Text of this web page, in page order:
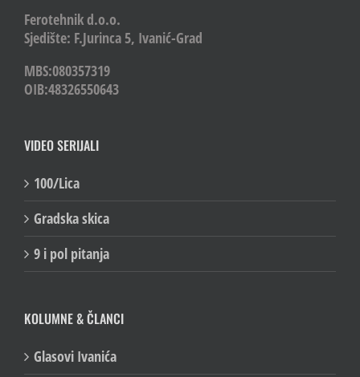
Ferotehnik d.o.o.
Sjedište: F.Jurinca 5, Ivanić-Grad
MBS:080357319
OIB:48326550643
VIDEO SERIJALI
100/Lica
Gradska skica
9 i pol pitanja
KOLUMNE & ČLANCI
Glasovi Ivanića